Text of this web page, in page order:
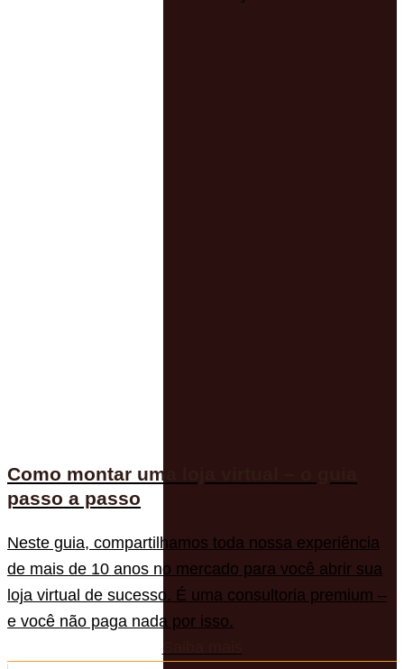
Como montar uma loja virtual – o guia
passo a passo
Neste guia, compartilhamos toda nossa experiência
de mais de 10 anos no mercado para você abrir sua
loja virtual de sucesso. É uma consultoria premium –
e você não paga nada por isso.